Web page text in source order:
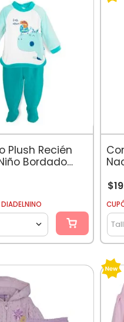
Plush Recién
Bordado
$19
9.
10